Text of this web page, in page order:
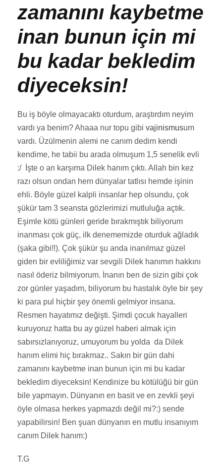
zamanını kaybetme
inan bunun için mi
bu kadar bekledim
diyeceksin!
Bu iş böyle olmayacaktı oturdum, araştırdım neyim
vardı ya benim? Ahaaa nur topu gibi vajinismusum
vardı. Üzülmenin alemi ne canım dedim kendi
kendime, he tabii bu arada olmuşum 1,5 senelik evli
:/ İşte o an karşıma Dilek hanım çıktı. Allah bin kez
razı olsun ondan hem dünyalar tatlısı hemde işinin
ehli. Böyle güzel kalpli insanlar hep olsundu, çok
şükür tam 3 seansta gözlerimizi mutluluğa açtık.
Eşimle kötü günleri geride bırakmıştık biliyorum
inanması çok güç, ilk denememizde oturduk ağladık
(şaka gibi!!). Çok şükür şu anda inanılmaz güzel
giden bir evliliğimiz var sevgili Dilek hanımın hakkını
nasıl öderiz bilmiyorum. İnanın ben de sizin gibi çok
zor günler yaşadım, biliyorum bu hastalık öyle bir şey
ki para pul hiçbir şey önemli gelmiyor insana.
Resmen hayatımız değişti. Şimdi çocuk hayalleri
kuruyoruz hatta bu ay güzel haberi almak için
sabırsızlanıyoruz, umuyorum bu yolda da Dilek
hanım elimi hiç bırakmaz.. Sakın bir gün dahi
zamanını kaybetme inan bunun için mi bu kadar
bekledim diyeceksin! Kendinize bu kötülüğü bir gün
bile yapmayın. Dünyanın en basit ve en zevkli şeyi
öyle olmasa herkes yapmazdı değil mi?:) sende
yapabilirsin! Ben şuan dünyanın en mutlu insanıyım
canım Dilek hanım:)
T.G